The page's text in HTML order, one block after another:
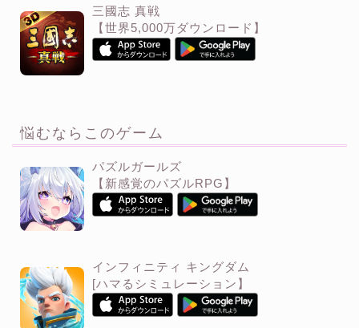
三國志 真戦
【世界5,000万ダウンロード】
悩むならこのゲーム
パズルガールズ
【新感覚のパズルRPG】
インフィニティ キングダム
[ハマるシミュレーション】